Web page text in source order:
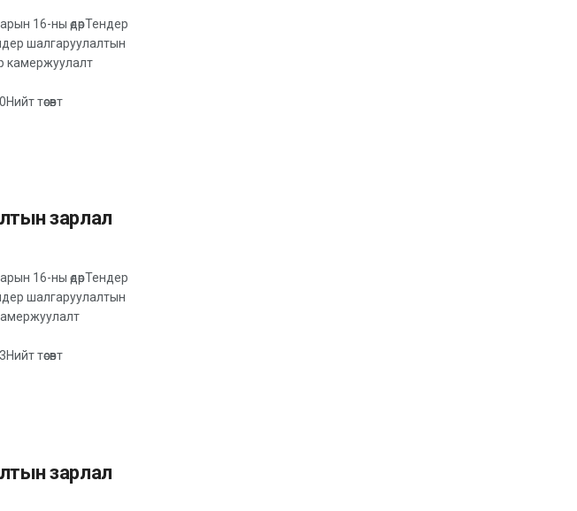
16-ны өдөрТендер
шалгаруулалтын
камержуулалт
төсөвт
зарлал
16-ны өдөрТендер
шалгаруулалтын
төсөвт
зарлал